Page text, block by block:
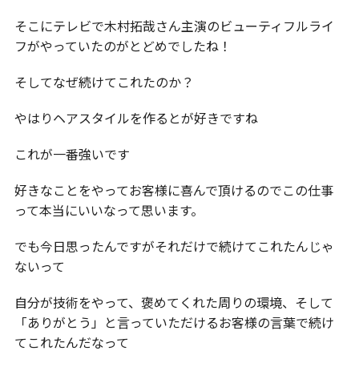
そこにテレビで木村拓哉さん主演のビューティフルライ
フがやっていたのがとどめでしたね！
そしてなぜ続けてこれたのか？
やはりヘアスタイルを作るとが好きですね
これが一番強いです
好きなことをやってお客様に喜んで頂けるのでこの仕事
って本当にいいなって思います。
でも今日思ったんですがそれだけで続けてこれたんじゃ
ないって
自分が技術をやって、褒めてくれた周りの環境、そして
「ありがとう」と言っていただけるお客様の言葉で続け
てこれたんだなって